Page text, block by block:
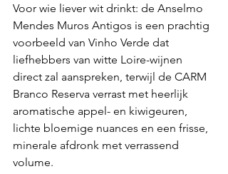
Voor wie liever wit drinkt: de Anselmo
Mendes Muros Antigos is een prachtig
voorbeeld van Vinho Verde dat
liefhebbers van witte Loire-wijnen
direct zal aanspreken, terwijl de CARM
Branco Reserva verrast met heerlijk
aromatische appel- en kiwigeuren,
lichte bloemige nuances en een frisse,
minerale afdronk met verrassend
volume.